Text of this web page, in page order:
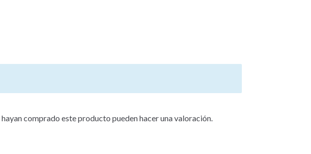
comprado este producto pueden hacer una valoración.